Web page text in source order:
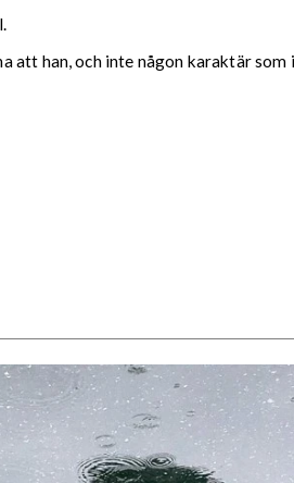
att han, och inte någon karaktär